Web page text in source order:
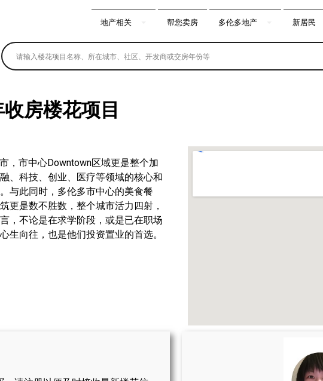
地产相关 帮您卖房 多伦多地产 新居民
房楼花项目
，市中心Downtown区域更是整个加
、科技、创业、医疗等领域的核心和
与此同时，多伦多市中心的美食餐
更是数不胜数，整个城市活力四射，
，不论是在求学阶段，或是已在职场
生向往，也是他们投资置业的首选。